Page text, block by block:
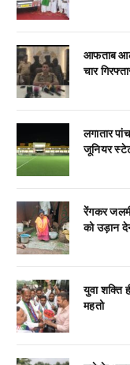
आफताब
चार
लगातार
जूनियर
रेंगकर
को उड़ान
युवा शक्ति
महतो